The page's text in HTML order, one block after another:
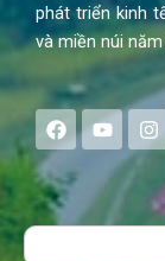
phát triển kinh
và miền núi
F
a
e
b
o
Y
o
t
u
b
I
n
s
a
g
Search